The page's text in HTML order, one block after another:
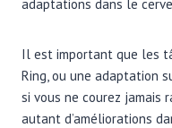
adaptations dans le
Il est important que les
Ring, ou une adaptation
si vous ne courez jamais
autant d’améliorations